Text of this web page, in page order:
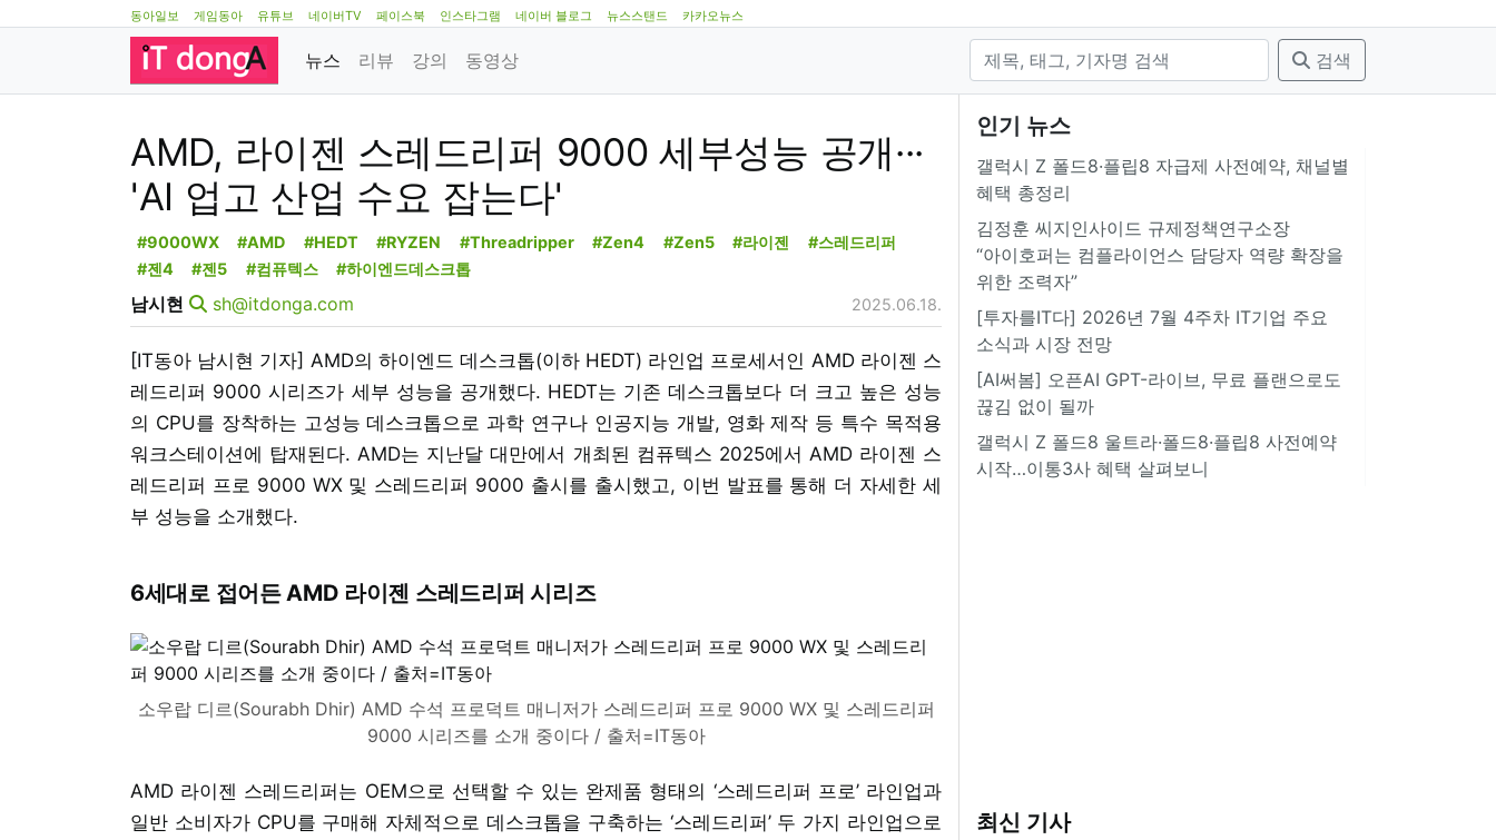
동아일보 게임동아 유튜브 네이버TV 페이스북 인스타그램 네이버 블로그 뉴스스탠드 카카오뉴스
뉴스 리뷰 강의 동영상 검색
AMD, 라이젠 스레드리퍼 9000 세부성능 공개···
'AI 업고 산업 수요 잡는다'
#9000WX #AMD #HEDT #RYZEN #Threadripper #Zen4 #Zen5 #라이젠
#스레드리퍼
#젠4
#젠5 #컴퓨텍스 #하이엔드데스크톱
남시현 sh@itdonga.com 2025.06.18.
[IT동아 남시현 기자] AMD의 하이엔드 데스크톱(이하 HEDT) 라인업 프로세서인 AMD 라이젠 스
레드리퍼 9000 시리즈가 세부 성능을 공개했다. HEDT는 기존 데스크톱보다 더 크고 높은 성능
의 CPU를 장착하는 고성능 데스크톱으로 과학 연구나 인공지능 개발, 영화 제작 등 특수 목적용
워크스테이션에 탑재된다. AMD는 지난달 대만에서 개최된 컴퓨텍스 2025에서 AMD 라이젠 스
레드리퍼 프로 9000 WX 및 스레드리퍼 9000 출시를 출시했고, 이번 발표를 통해 더 자세한 세
부 성능을 소개했다.
6세대로 접어든 AMD 라이젠 스레드리퍼 시리즈
소우랍 디르(Sourabh Dhir) AMD 수석 프로덕트 매니저가 스레드리퍼 프로 9000 WX 및 스레드리퍼
9000 시리즈를 소개 중이다 / 출처=IT동아
AMD 라이젠 스레드리퍼는 OEM으로 선택할 수 있는 완제품 형태의 ‘스레드리퍼 프로’ 라인업과
일반 소비자가 CPU를 구매해 자체적으로 데스크톱을 구축하는 ‘스레드리퍼’ 두 가지 라인업으로
인기 뉴스
갤럭시 Z 폴드8·플립8 자급제 사전예약, 채널별
혜택 총정리
김정훈 씨지인사이드 규제정책연구소장
“아이호퍼는 컴플라이언스 담당자 역량 확장을
위한 조력자”
[투자를IT다] 2026년 7월 4주차 IT기업 주요
소식과 시장 전망
[AI써봄] 오픈AI GPT-라이브, 무료 플랜으로도
끊김 없이 될까
갤럭시 Z 폴드8 울트라·폴드8·플립8 사전예약
시작…이통3사 혜택 살펴보니
최신 기사